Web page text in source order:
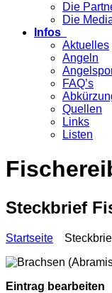
Die
Die
Infos
Aktuelles
Angeln
FAQ’s
Quellen
Links
Listen
Steckbrief
Startseite
Eintrag bearbeiten